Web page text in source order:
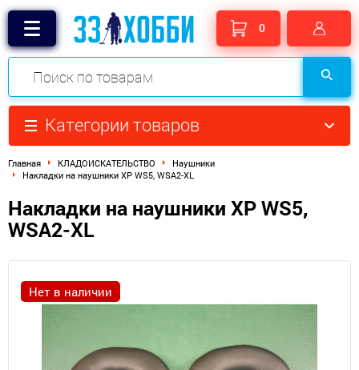
0
Категории товаров
Главная КЛАДОИСКАТЕЛЬСТВО
Наушники
Накладки на наушники XP WS5, WSA2-XL
Накладки на наушники XP WS5,
WSA2-XL
Нет в наличии